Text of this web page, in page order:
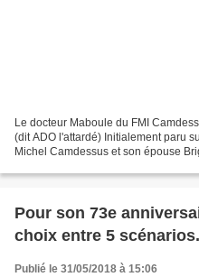
Le docteur Maboule du FMI
(dit ADO l'attardé) Initialement paru
Michel Camdessus et son épouse
Pour son 73e
choix entre 5
Publié le 31/05/2018 à 15:06